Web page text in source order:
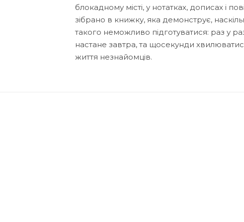
блокадному місті, у нотатках, дописах і
зібрано в книжку, яка демонструє,
такого неможливо підготуватися: раз у
настане завтра, та щосекунди
життя незнайомців.